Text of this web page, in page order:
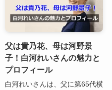
父は貴乃花、母は河野景
子！白河れいさんの魅力と
プロフィール
白河れいさんは、父に第65代横